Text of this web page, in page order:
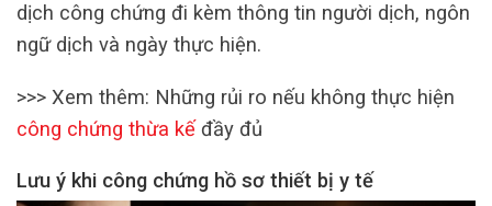
dịch công chứng đi kèm thông tin người dịch, ngôn
ngữ dịch và ngày thực hiện.
>>> Xem thêm: Những rủi ro nếu không thực hiện
công chứng thừa kếđầy đủ
Lưu ý khi công chứng hồ sơ thiết bị y tế